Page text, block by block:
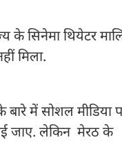
के सिनेमा थियेटर
मिला.
में सोशल मीडिया
जाए. लेकिन मेरठ के